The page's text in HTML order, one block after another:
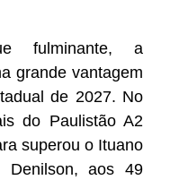
fulminante, a
grande vantagem
de 2027. No
do Paulistão A2
superou o Ituano
aos 49